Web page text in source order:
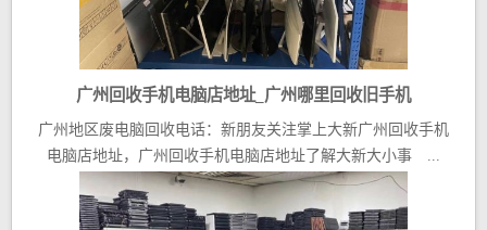
广州回收手机电脑店地址_广州哪里回收旧手机
广州地区废电脑回收电话：新朋友关注掌上大新广州回收手机
电脑店地址，广州回收手机电脑店地址了解大新大小事 ...